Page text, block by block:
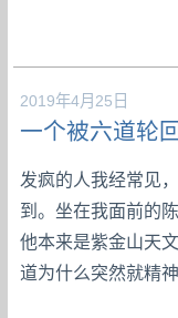
2019年4月25日
一个被六道轮
发疯的人我经常见
到。坐在我面前的
他本来是紫金山天
道为什么突然就精